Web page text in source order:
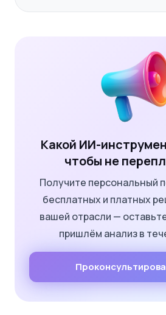
Какой ИИ-
чтобы не
Получите персональный
бесплатных и платных
вашей отрасли —
пришлём анализ в